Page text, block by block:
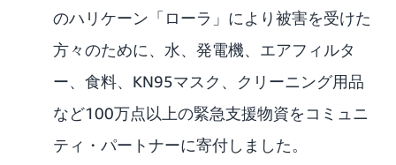
のハリケーン「ローラ」により被害を受けた
方々のために、水、発電機、エアフィルタ
ー、食料、KN95マスク、クリーニング用品
など100万点以上の緊急支援物資をコミュニ
ティ・パートナーに寄付しました。